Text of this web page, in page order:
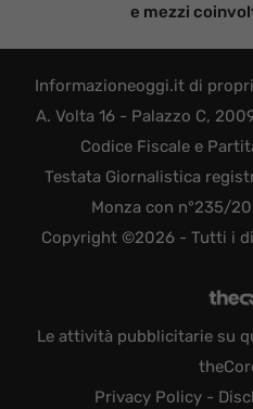
e mezzi
Informazioneoggi.it di
A. Volta 16 - Palazzo C,
Codice Fiscale e
Testata Giornalistica
Monza con n°235/
Copyright ©2026 - Tutti i
Le attività pubblicitarie su
Privacy Policy-